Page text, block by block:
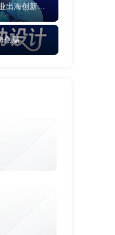
4月10日 亚马逊全球开店——2026智能硬件产业出海创新论坛
创赢